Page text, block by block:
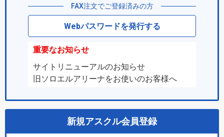
ッ
FAX注文でご登録済みの方
Webパスワードを発行する
重要なお知らせ
サイトリニューアルのお知らせ
旧ソロエルアリーナをお使いのお客様へ
新規アスクル会員登録